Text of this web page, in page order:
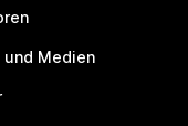
und Medien